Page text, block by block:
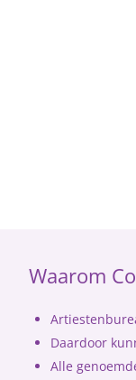
Waarom
Daardoor
Alle